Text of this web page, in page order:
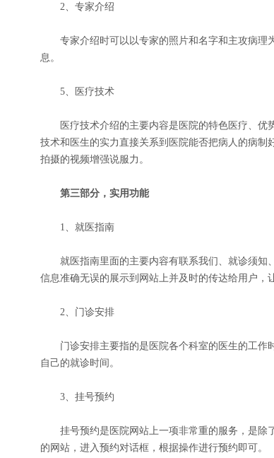
2、专家介绍
专家介绍时可以以专家的照片和名字和主攻病理
息。
5、医疗技术
医疗技术介绍的主要内容是医院的特色医疗、优
技术和医生的实力直接关系到医院能否把病人的病
拍摄的视频增强说服力。
第三部分，实用功能
1、就医指南
就医指南里面的主要内容有联系我们、就诊须知
信息准确无误的展示到网站上并及时的传达给用户，
2、门诊安排
门诊安排主要指的是医院各个科室的医生的工作
自己的就诊时间。
3、挂号预约
挂号预约是医院网站上一项非常重的服务，是除
的网站，进入预约对话框，根据操作进行预约即可。